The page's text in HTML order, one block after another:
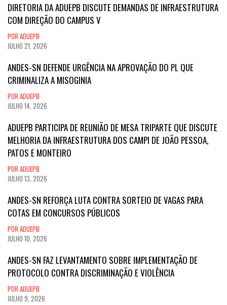
DIRETORIA DA ADUEPB DISCUTE DEMANDAS DE INFRAESTRUTURA
COM DIREÇÃO DO CAMPUS V
POR ADUEPB
JULHO 21, 2026
ANDES-SN DEFENDE URGÊNCIA NA APROVAÇÃO DO PL QUE
CRIMINALIZA A MISOGINIA
POR ADUEPB
JULHO 14, 2026
ADUEPB PARTICIPA DE REUNIÃO DE MESA TRIPARTE QUE DISCUTE
MELHORIA DA INFRAESTRUTURA DOS CAMPI DE JOÃO PESSOA,
PATOS E MONTEIRO
POR ADUEPB
JULHO 13, 2026
ANDES-SN REFORÇA LUTA CONTRA SORTEIO DE VAGAS PARA
COTAS EM CONCURSOS PÚBLICOS
POR ADUEPB
JULHO 10, 2026
ANDES-SN FAZ LEVANTAMENTO SOBRE IMPLEMENTAÇÃO DE
PROTOCOLO CONTRA DISCRIMINAÇÃO E VIOLÊNCIA
POR ADUEPB
JULHO 9, 2026